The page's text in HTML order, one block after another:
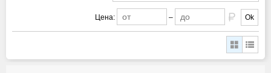
Цена: – Ok